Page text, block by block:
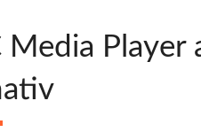
Player